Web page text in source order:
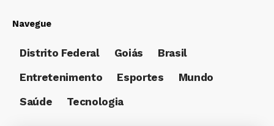
Navegue
Distrito Federal Goiás
Brasil
Entretenimento
Esportes
Mundo
Saúde
Tecnologia